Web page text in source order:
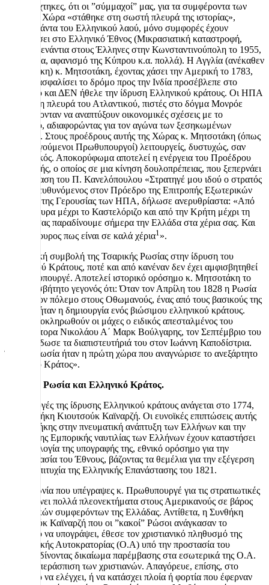
Δεν διδάχτηκες, ότι οι ”σύμμαχοί” μας, για τα συμφέροντα των
οποίων η Χώρα «στάθηκε στη σωστή πλευρά της ιστορίας»,
ερήμην πάντα του Ελληνικού λαού, μόνο συμφορές έχουν
προκαλέσει στο Ελληνικό Έθνος (Μικρασιατική καταστροφή,
πογκρόμ ενάντια στους Έλληνες στην Κωνσταντινούπολη το 1955,
δικτατορία, αφανισμό της Κύπρου κ.α. πολλά). Η Αγγλία (ανέκαθεν
φιλότουρκη) κ. Μητσοτάκη, έχοντας χάσει την Αμερική το 1783,
για να διασφαλίσει το δρόμο προς την Ινδία προσέβλεπε στο
Σουλτάνο και ΔΕΝ ήθελε την ίδρυση Ελληνικού κράτους. Οι ΗΠΑ
στην άλλη πλευρά του Ατλαντικού, πιστές στο δόγμα Μονρόε
ενδιαφέρονταν να αναπτύξουν οικονομικές σχέσεις με το
Σουλτάνο, αδιαφορώντας για τον αγώνα των ξεσηκωμένων
Ελλήνων. Στους προέδρους αυτής της Χώρας κ. Μητσοτάκη (όπως
και προηγούμενοι Πρωθυπουργοί) λειτουργείς, δυστυχώς, σαν
υποτακτικός. Αποκορύφωμα αποτελεί η ενέργεια του Προέδρου
της Βουλής, ο οποίος σε μια κίνηση δουλοπρέπειας, που ξεπερνάει
την έκφραση του Π. Κανελόπουλου «Στρατηγέ μου ιδού ο στρατός
σας», απευθυνόμενος στον Πρόεδρο της Επιτροπής Εξωτερικών
Σχέσεων της Γερουσίας των ΗΠΑ, δήλωσε ανερυθρίαστα: «Από
την Κέρκυρα μέχρι το Καστελόριζο και από την Κρήτη μέχρι τη
Θράκη, σας παραδίνουμε σήμερα την Ελλάδα στα χέρια σας. Και
είμαι σίγουρος πως είναι σε καλά χέρια1 ».
Η ιστορική συμβολή της Τσαρικής Ρωσίας στην ίδρυση του
Ελληνικού Κράτους, ποτέ και από κανέναν δεν έχει αμφισβητηθεί
κ. Πρωθυπουργέ. Αποτελεί ιστορικό ορόσημο κ. Μητσοτάκη το
αδιαμφησβήτητο γεγονός ότι: Όταν τον Απρίλη του 1828 η Ρωσία
κήρυξε τον πόλεμο στους Οθωμανούς, ένας από τους βασικούς της
στόχους ήταν η δημιουργία ενός βιώσιμου ελληνικού κράτους.
«Πριν ολοκληρωθούν οι μάχες ο ειδικός απεσταλμένος του
Αυτοκράτορα Νικολάου Α΄ Μαρκ Βούλγαρης, τον Σεπτέμβριο του
1828 επέδωσε τα διαπιστευτήριά του στον Ιωάννη Καποδίστρια.
Έτσι, η Ρωσία ήταν η πρώτη χώρα που αναγνώρισε το ανεξάρτητο
Ελληνικό Κράτος».
Τσαρική Ρωσία και Ελληνικό Κράτος.
Το λυκαυγές της ίδρυσης Ελληνικού κράτους ανάγεται στο 1774,
στη Συνθήκη Κιουτσούκ Καϊναρζή. Οι ευνοϊκές επιπτώσεις αυτής
της Συνθήκης στην πνευματική ανάπτυξη των Ελλήνων και την
εξέλιξη της Εμπορικής ναυτιλίας των Ελλήνων έχουν καταστήσει
τη χρονολογία της υπογραφής της, εθνικό ορόσημο για την
προετοιμασία του Έθνους, βάζοντας τα θεμέλια για την εξέγερση
και την επιτυχία της Ελληνικής Επανάστασης του 1821.
Η συμφωνία που υπέγραψες κ. Πρωθυπουργέ για τις στρατιωτικές
βάσεις δίνει πολλά πλεονεκτήματα στους Αμερικανούς σε βάρος
των εθνικών συμφερόντων της Ελλάδας. Αντίθετα, η Συνθήκη
Κιουτσούκ Καϊναρζή που οι ”κακοί” Ρώσοι ανάγκασαν το
Σουλτάνο να υπογράψει, έθεσε τον χριστιανικό πληθυσμό της
Οθωμανικής Αυτοκρατορίας (Ο.Α) υπό την προστασία του
Τσάρου, δίνοντας δικαίωμα παρέμβασης στα εσωτερικά της Ο.Α.
για την υπεράσπιση των χριστιανών. Απαγόρευε, επίσης, στο
Σουλτάνο να ελέγχει, ή να κατάσχει πλοία ή φορτία που έφερναν